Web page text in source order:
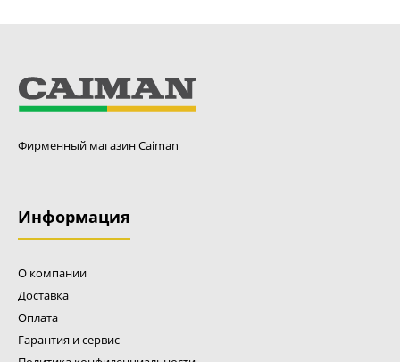
Фирменный магазин Caiman
Информация
О компании
Доставка
Оплата
Гарантия и сервис